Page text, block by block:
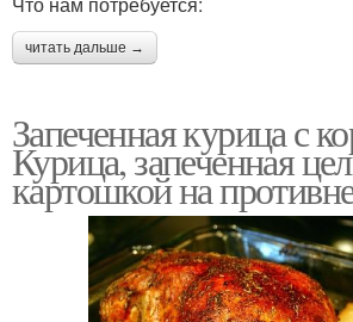
читать дальше →
Запеченная курица с
Курица, запеченная
картошкой на